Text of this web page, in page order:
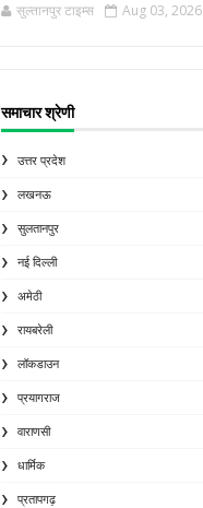
सुल्तानपुर टाइम्स Aug 03, 2026
समाचार श्रेणी
उत्तर प्रदेश
लखनऊ
सुलतानपुर
नई दिल्ली
अमेठी
रायबरेली
लॉकडाउन
प्रयागराज
वाराणसी
धार्मिक
प्रतापगढ़